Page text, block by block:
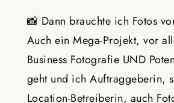
📸 Dann brauchte ich Fotos
Auch ein Mega-Projekt, vor
Business Fotografie UND
geht und ich Auftraggeberin,
Location-Betreiberin, auch